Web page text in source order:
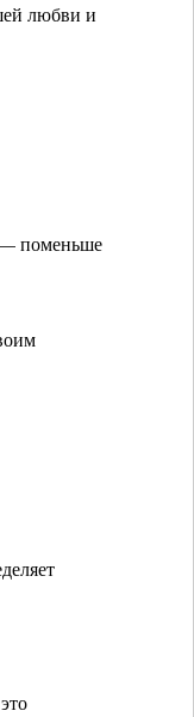
любви и
поменьше